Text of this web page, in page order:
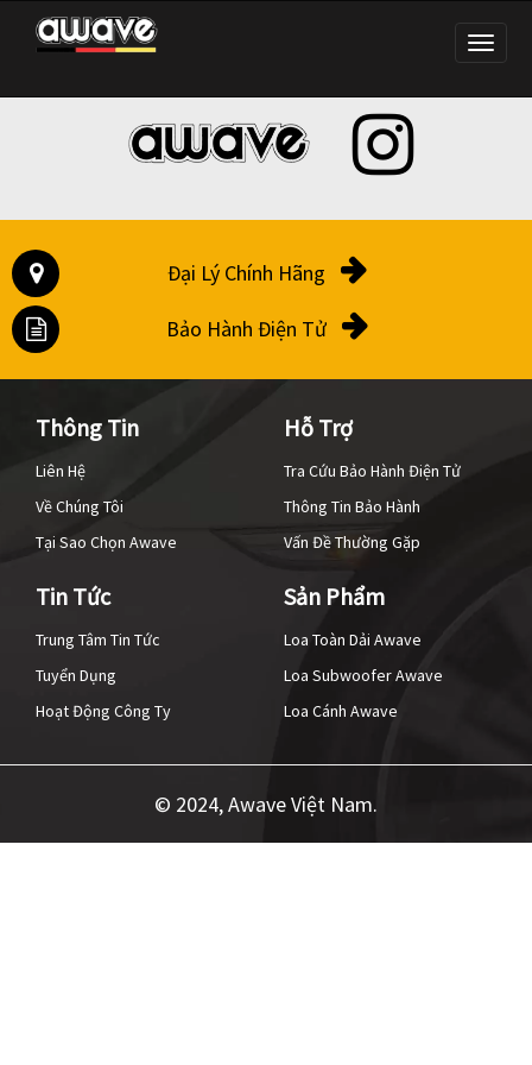
Đại Lý Chính Hãng
Bảo Hành Điện Tử
Thông Tin
Liên Hệ
Về Chúng Tôi
Tại Sao Chọn Awave
Hỗ Trợ
Tra Cứu Bảo Hành Điện Tử
Thông Tin Bảo Hành
Vấn Đề Thường Gặp
Tin Tức
Trung Tâm Tin Tức
Tuyển Dụng
Hoạt Động Công Ty
Sản Phẩm
Loa Toàn Dải Awave
Loa Subwoofer Awave
Loa Cánh Awave
© 2024, Awave Việt Nam.